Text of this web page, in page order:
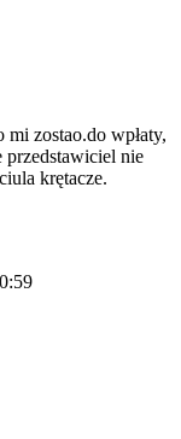
mi zostao.do wpłaty,
przedstawiciel nie
krętacze.